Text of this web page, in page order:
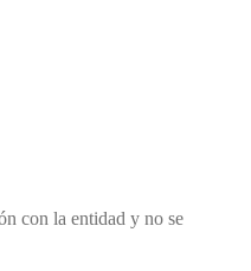
con la entidad y no se